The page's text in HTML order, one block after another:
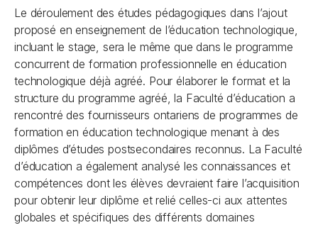
Le déroulement des études pédagogiques dans l’ajout
proposé en enseignement de l’éducation technologique,
incluant le stage, sera le même que dans le programme
concurrent de formation professionnelle en éducation
technologique déjà agréé. Pour élaborer le format et la
structure du programme agréé, la Faculté d’éducation a
rencontré des fournisseurs ontariens de programmes de
formation en éducation technologique menant à des
diplômes d’études postsecondaires reconnus. La Faculté
d’éducation a également analysé les connaissances et
compétences dont les élèves devraient faire l’acquisition
pour obtenir leur diplôme et relié celles-ci aux attentes
globales et spécifiques des différents domaines